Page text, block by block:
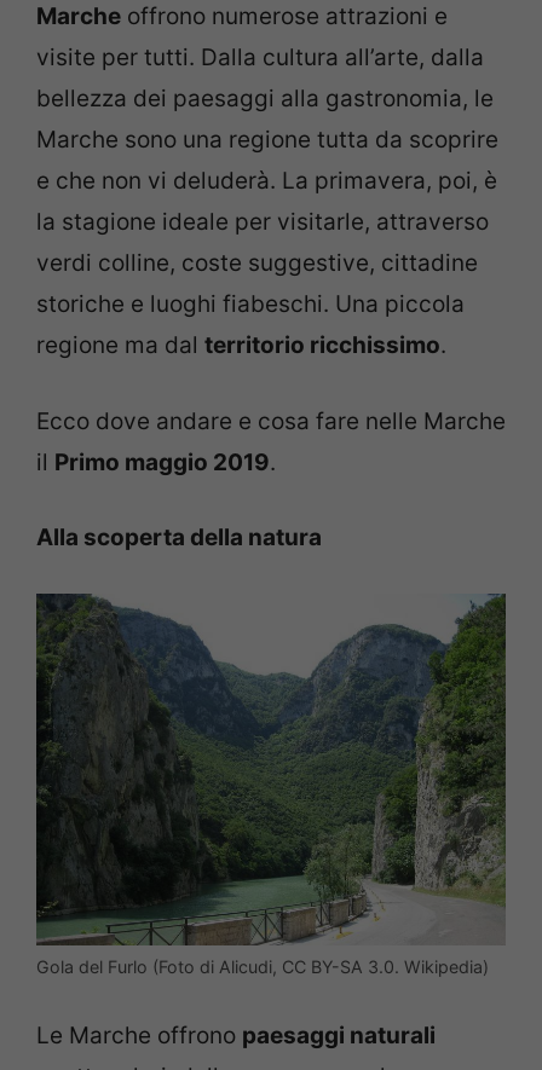
Marche offrono numerose attrazioni e
visite per tutti. Dalla cultura all’arte, dalla
bellezza dei paesaggi alla gastronomia, le
Marche sono una regione tutta da scoprire
e che non vi deluderà. La primavera, poi, è
la stagione ideale per visitarle, attraverso
verdi colline, coste suggestive, cittadine
storiche e luoghi fiabeschi. Una piccola
regione ma dal territorio ricchissimo.
Ecco dove andare e cosa fare nelle Marche
il Primo maggio 2019.
Alla scoperta della natura
Gola del Furlo (Foto di Alicudi, CC BY-SA 3.0. Wikipedia)
Le Marche offrono paesaggi naturali